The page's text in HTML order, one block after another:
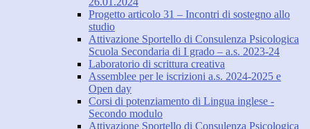
Progetto articolo 31 – Incontri di sostegno allo
studio
Attivazione Sportello di Consulenza Psicologica
Scuola Secondaria di I grado – a.s. 2023-24
Laboratorio di scrittura creativa
Assemblee per le iscrizioni a.s. 2024-2025 e
Open day
Corsi di potenziamento di Lingua inglese -
Secondo modulo
Attivazione Sportello di Consulenza Psicologica